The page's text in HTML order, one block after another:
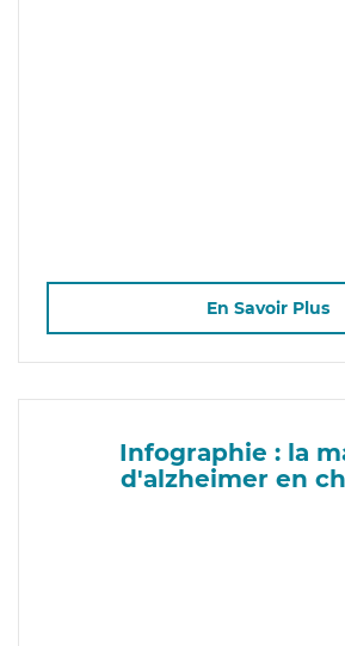
En Savoir Plus
Infographie : la
d'alzheimer en